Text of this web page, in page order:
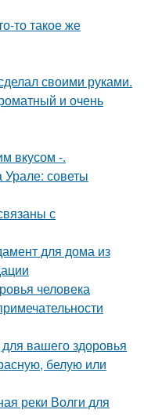
то такое же
своими руками.
и очень
вкусом -.
Урале: советы
с
для дома из
человека
вашего здоровья
белую или
реки Волги для